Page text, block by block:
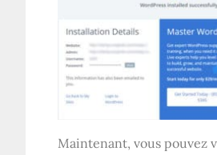
Maintenant, vous pouvez